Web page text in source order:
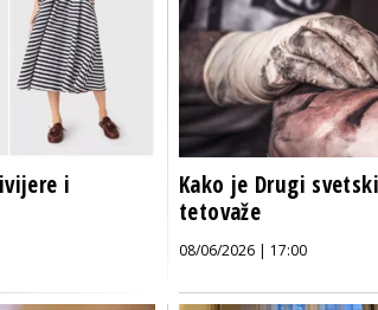
i
Kako je Drugi
tetovaže
08/06/2026 | 17:00